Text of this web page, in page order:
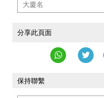
分享此頁面
保持聯繫